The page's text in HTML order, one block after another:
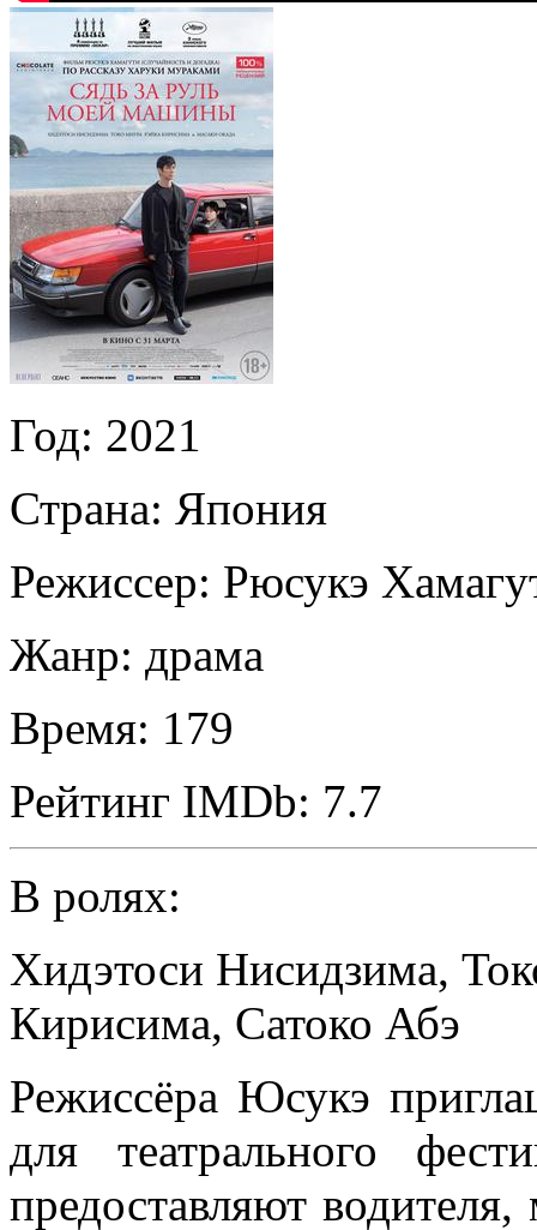
Год: 2021
Страна: Япония
Режиссер: Рюсукэ
Жанр: драма
Время: 179
Рейтинг IMDb: 7.7
В ролях:
Хидэтоси Нисидзима,
Кирисима, Сатоко Абэ
Режиссёра Юсукэ
для театрального
предоставляют